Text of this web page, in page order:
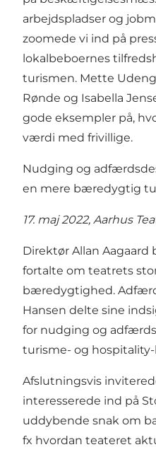
arbejdspladser og
zoomede vi ind på
lokalbeboernes
turismen. Mette
Rønde og Isabella
gode eksempler på,
værdi med frivillige.
Nudging og
en mere bæredygtig
17. maj 2022, Aarhus
Direktør Allan
fortalte om teatrets
bæredygtighed.
Hansen delte sine
for nudging og
turisme- og
Afslutningsvis
interesserede ind på
uddybende snak om
fx hvordan teateret